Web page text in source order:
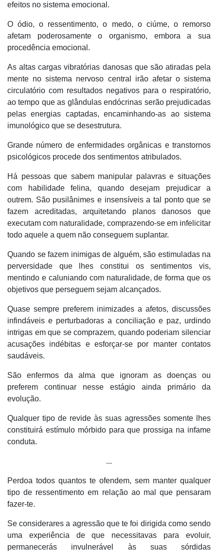
efeitos no sistema emocional.
O ódio, o ressentimento, o medo, o ciúme, o remorso
afetam poderosamente o organismo, embora a sua
procedência emocional.
As altas cargas vibratórias danosas que são atiradas pela
mente no sistema nervoso central irão afetar o sistema
circulatório com resultados negativos para o respiratório,
ao tempo que as glândulas endócrinas serão prejudicadas
pelas energias captadas, encaminhando-as ao sistema
imunológico que se desestrutura.
Grande número de enfermidades orgânicas e transtornos
psicológicos procede dos sentimentos atribulados.
Há pessoas que sabem manipular palavras e situações
com habilidade felina, quando desejam prejudicar a
outrem. São pusilânimes e insensíveis a tal ponto que se
fazem acreditadas, arquitetando planos danosos que
executam com naturalidade, comprazendo-se em infelicitar
todo aquele a quem não conseguem suplantar.
Quando se fazem inimigas de alguém, são estimuladas na
perversidade que lhes constitui os sentimentos vis,
mentindo e caluniando com naturalidade, de forma que os
objetivos que perseguem sejam alcançados.
Quase sempre preferem inimizades a afetos, discussões
infindáveis e perturbadoras a conciliação e paz, urdindo
intrigas em que se comprazem, quando poderiam silenciar
acusações indébitas e esforçar-se por manter contatos
saudáveis.
São enfermos da alma que ignoram as doenças ou
preferem continuar nesse estágio ainda primário da
evolução.
Qualquer tipo de revide às suas agressões somente lhes
constituirá estímulo mórbido para que prossiga na infame
conduta.
...
Perdoa todos quantos te ofendem, sem manter qualquer
tipo de ressentimento em relação ao mal que pensaram
fazer-te.
Se considerares a agressão que te foi dirigida como sendo
uma experiência de que necessitavas para evoluir,
permanecerás invulnerável às suas sórdidas